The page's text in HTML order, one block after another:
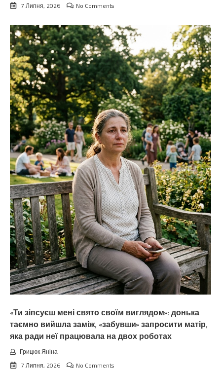
7 Липня, 2026
No Comments
«Ти зіпсуєш мені свято своїм виглядом»: донька
таємно вийшла заміж, «забувши» запросити матір,
яка ради неї працювала на двох роботах
Грицюк Яніна
7 Липня, 2026
No Comments